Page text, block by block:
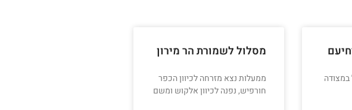
במצודה
מסלול לשמורת הר מירון
ממעלות נצא מזרחה לכיוון הכפר
חורפיש, נפנה לכיוון אלקוש ומשם